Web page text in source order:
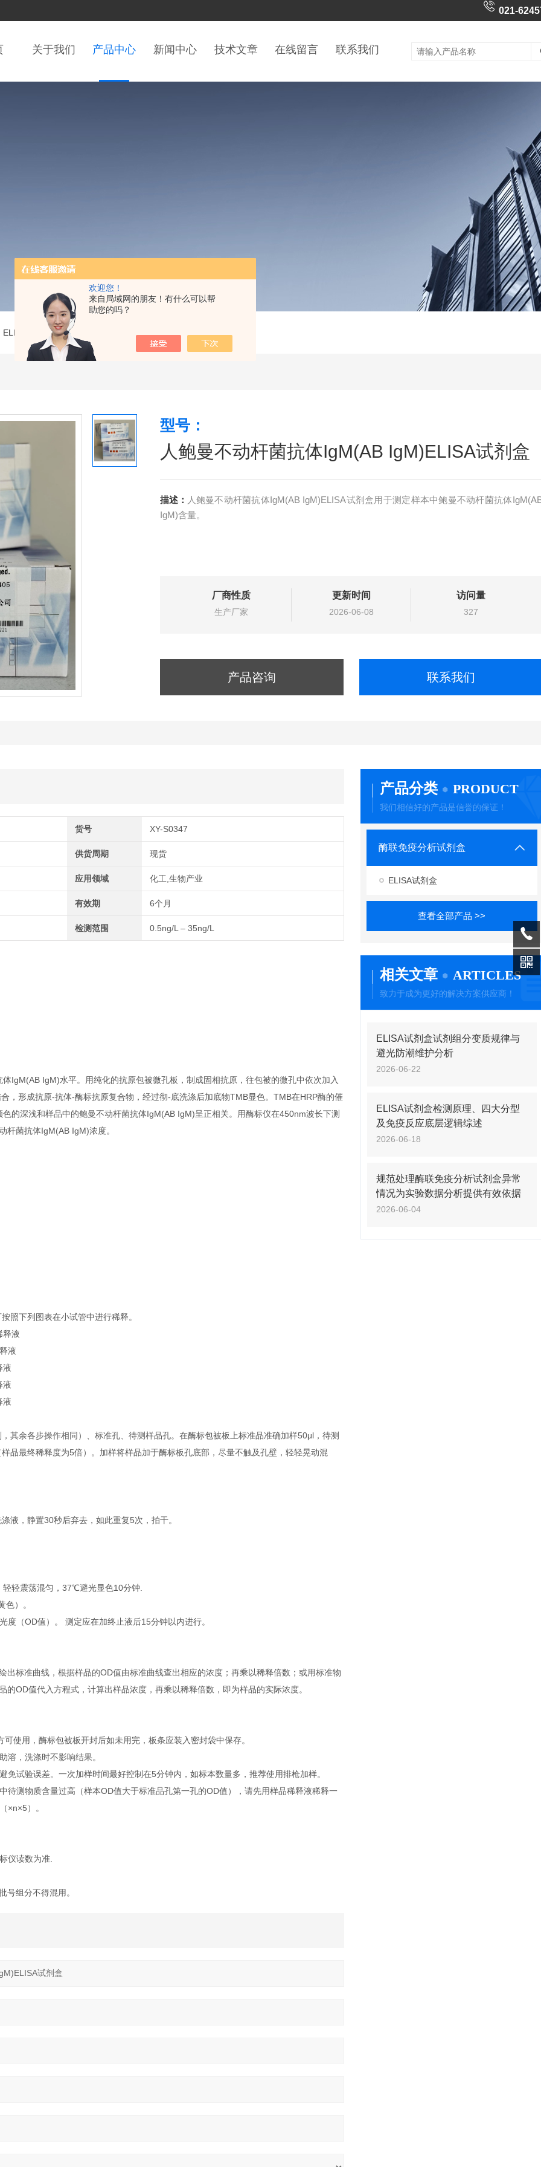
欢迎您！
来自局域网的朋友！有什么可以帮
助您的吗？
021-
关于我们 产品中心 新闻中心 技术文章 在线留言 联系我们
ELISA试剂盒>人鲍曼不动杆菌抗体IgM(AB IgM)ELISA试剂盒
型号：
人鲍曼不动杆菌抗体IgM(AB IgM)ELISA试剂盒
描述： 人鲍曼不动杆菌抗体IgM(AB IgM)ELISA试剂盒用于测定样本中鲍曼不动杆菌抗体
IgM)含量。
厂商性质
生产厂家
更新时间
2026-06-08
访问量
327
产品咨询 联系我们
货号 XY-S0347
供货周期 现货
应用领域 化工,生物产业
有效期 6个月
检测范围 0.5ng/L – 35ng/L
IgM(AB IgM)水平。用纯化的抗原包被微孔板，制成固相抗原，往包被的微孔中依次加入
，形成抗原-抗体-酶标抗原复合物，经过彻-底洗涤后加底物TMB显色。TMB在HRP酶的催
的深浅和样品中的鲍曼不动杆菌抗体IgM(AB IgM)呈正相关。用酶标仪在450nm波长下测
杆菌抗体IgM(AB IgM)浓度。
照下列图表在小试管中进行稀释。
释液
液
液
液
液
其余各步操作相同）、标准孔、待测样品孔。在酶标包被板上标准品准确加样50μl，待测
品最终稀释度为5倍）。加样将样品加于酶标板孔底部，尽量不触及孔壁，轻轻晃动混
液，静置30秒后弃去，如此重复5次，拍干。
轻震荡混匀，37℃避光显色10分钟.
）。
（OD值）。 测定应在加终止液后15分钟以内进行。
出标准曲线，根据样品的OD值由标准曲线查出相应的浓度；再乘以稀释倍数；或用标准物
OD值代入方程式，计算出样品浓度，再乘以稀释倍数，即为样品的实际浓度。
使用，酶标包被板开封后如未用完，板条应装入密封袋中保存。
溶，洗涤时不影响结果。
试验误差。一次加样时间最好控制在5分钟内，如标本数量多，推荐使用排枪加样。
待测物质含量过高（样本OD值大于标准品孔第一孔的OD值），请先用样品稀释液稀释一
×n×5）。
仪读数为准.
号组分不得混用。
产品分类 PRODUCT
我们相信好的产品是信誉的保证！
酶联免疫分析试剂盒
ELISA试剂盒
查看全部产品 >>
相关文章 ARTICLES
致力于成为更好的解决方案供应商！
ELISA试剂盒试剂组分变质规律与
避光防潮维护分析
2026-06-22
ELISA试剂盒检测原理、四大分型
及免疫反应底层逻辑综述
2026-06-18
规范处理酶联免疫分析试剂盒异常
情况为实验数据分析提供有效依据
2026-06-04